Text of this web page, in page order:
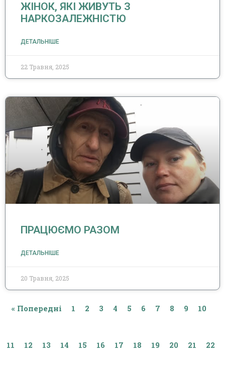
ЖІНОК, ЯКІ ЖИВУТЬ З
НАРКОЗАЛЕЖНІСТЮ
ДЕТАЛЬНІШЕ
22 Травня, 2025
ПРАЦЮЄМО РАЗОМ
ДЕТАЛЬНІШЕ
20 Травня, 2025
« Попередні 1 2 3 4 5 6 7 8 9 10
11 12 13 14 15 16 17 18 19 20 21 22